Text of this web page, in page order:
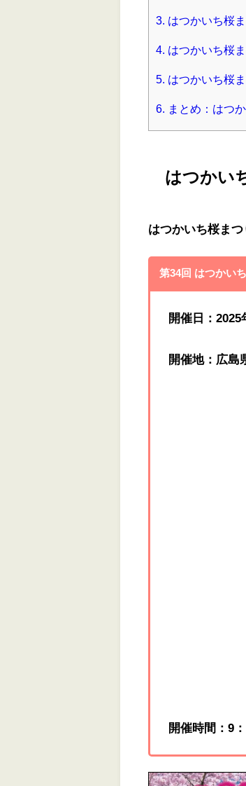
3. はつかいち桜
4. はつかいち桜
5. はつかいち桜
6. まとめ：はつ
はつかい
はつかいち桜ま
第34回 はつかい
開催日：
開催地：広島
開催時間：9